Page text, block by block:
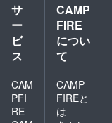
サ
ー
ビ
ス
CAM
PFI
RE
CAMP
FIRE
につい
て
CAMP
FIREと
は